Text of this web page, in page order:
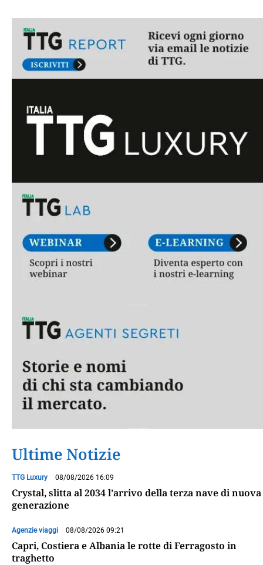
Ultime Notizie
TTG Luxury 08/08/2026 16:09
Crystal, slitta al 2034 l’arrivo della terza nave di nuova
generazione
Agenzie viaggi 08/08/2026 09:21
Capri, Costiera e Albania le rotte di Ferragosto in
traghetto